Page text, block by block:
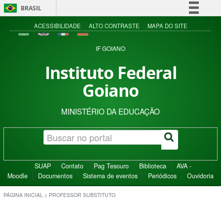
BRASIL
Simplifique!
Acesso à informação
ACESSIBILIDADE ALTO CONTRASTE MAPA DO SITE
IF GOIANO
Instituto Federal
Goiano
MINISTÉRIO DA EDUCAÇÃO
SUAP Contato Pag Tesouro Biblioteca
AVA -
Moodle
Documentos Sistema de eventos Periódicos Ouvidoria
PÁGINA INICIAL > PROFESSOR SUBSTITUTO